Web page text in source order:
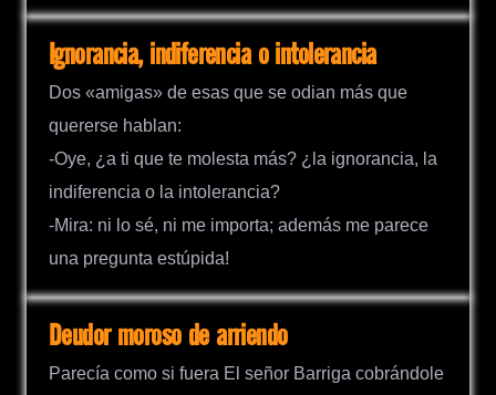
Ignorancia, indiferencia o intolerancia
Dos «amigas» de esas que se odian más que
quererse hablan:
-Oye, ¿a ti que te molesta más? ¿la ignorancia, la
indiferencia o la intolerancia?
-Mira: ni lo sé, ni me importa; además me parece
una pregunta estúpida!
Deudor moroso de arriendo
Parecía como si fuera El señor Barriga cobrándole